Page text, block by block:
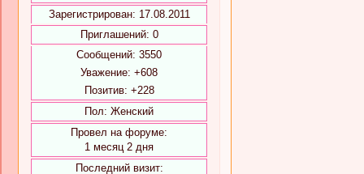
Зарегистрирован: 17.08.2011
Приглашений: 0
Сообщений: 3550
Уважение: +608
Позитив: +228
Пол: Женский
Провел на форуме:
1 месяц 2 дня
Последний визит: